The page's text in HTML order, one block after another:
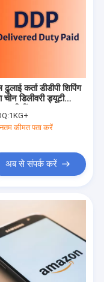
ढुलाई कर्ता डीडीपी शिपिंग
चीन डिलीवरी ड्यूटी
1KG+
कीमत पता करें
अब से संपर्क करें